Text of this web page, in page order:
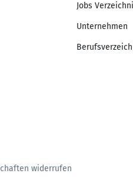
Jobs
Unternehmen
widerrufen